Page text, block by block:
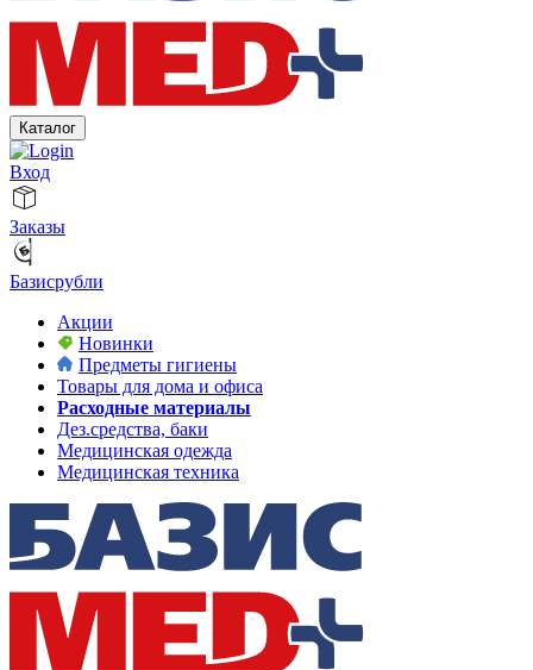
Каталог
Вход
Заказы
Базисрубли
Акции
Новинки
Предметы гигиены
Товары для дома и офиса
Расходные материалы
Дез.средства, баки
Медицинская одежда
Медицинская техника